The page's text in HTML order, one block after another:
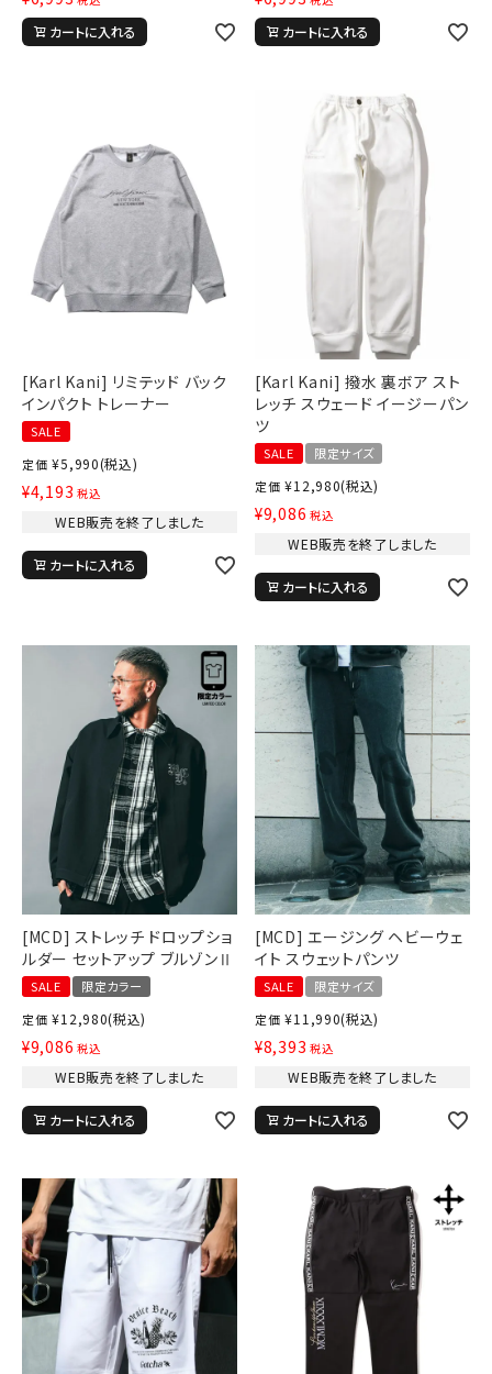
カートに入れる カートに入れる
[Karl Kani] リミテッド バック
インパクト トレーナー
SALE
定価 ¥5,990(税込)
¥4,193 税込
WEB販売を終了しました
カートに入れる
[Karl Kani] 撥水 裏ボア スト
レッチ スウェード イージーパン
ツ
SALE
限定サイズ
定価 ¥12,980(税込)
¥9,086 税込
WEB販売を終了しました
カートに入れる
[MCD] ストレッチ ドロップショ
ルダー セットアップ ブルゾンⅡ
SALE
限定カラー
定価 ¥12,980(税込)
¥9,086 税込
WEB販売を終了しました
カートに入れる
[MCD] エージング ヘビーウェ
イト スウェットパンツ
SALE
限定サイズ
定価 ¥11,990(税込)
¥8,393 税込
WEB販売を終了しました
カートに入れる